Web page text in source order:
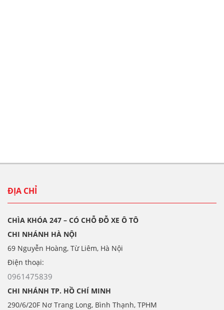
ĐỊA CHỈ
CHÌA KHÓA 247 – CÓ CHỖ ĐỖ XE Ô TÔ
CHI NHÁNH HÀ NỘI
69 Nguyễn Hoàng, Từ Liêm, Hà Nội
Điện thoại:
0961475839
CHI NHÁNH TP. HỒ CHÍ MINH
290/6/20F Nơ Trang Long, Bình Thạnh, TPHM